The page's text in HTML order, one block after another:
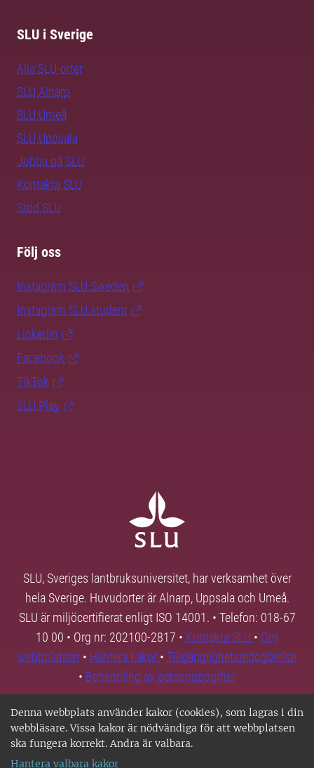
Denna webbplats använder kakor (cookies), som lagras i din
webbläsare. Vissa kakor är nödvändiga för att webbplatsen
ska fungera korrekt. Andra är valbara.
Hantera valbara kakor
SLU i Sverige
Alla SLU-orter
SLU Alnarp
SLU Umeå
SLU Uppsala
Jobba på SLU
Kontakta SLU
Stöd SLU
Följ oss
Instagram SLU.Sweden
Instagram SLU.student
LinkedIn
Facebook
TikTok
SLU Play
SLU, Sveriges lantbruksuniversitet, har verksamhet över
hela Sverige. Huvudorter är Alnarp, Uppsala och Umeå.
SLU är miljöcertifierat enligt ISO 14001. • Telefon: 018-67
10 00 • Org nr: 202100-2817 • Kontakta SLU • Om
webbplatsen • Hantera kakor • Tillgänglighetsredogörelse
• Behandling av personuppgifter